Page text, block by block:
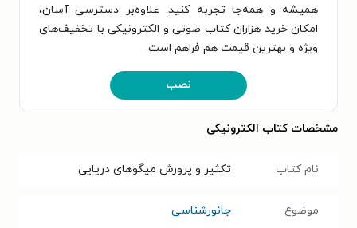
همیشه و همه‌جا تجربه کنید. علاوه‌بر دسترسی آسان،
امکان خرید هزاران کتاب صوتی و الکترونیکی با تخفیف‌های
ویژه و بهترین قیمت هم فراهم است.
نصب
مشخصات کتاب الکترونیکی
نام کتاب تکثیر و پرورش میگوهای دریایی
موضوع جانورشناسی